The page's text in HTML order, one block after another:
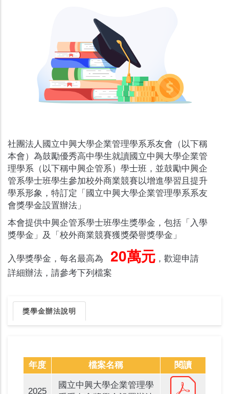
社團法人國立中興大學企業管理學系系友會（以下稱
本會）為鼓勵優秀高中學生就讀國立中興大學企業管
理學系（以下稱中興企管系）學士班，並鼓勵中興企
管系學士班學生參加校外商業競賽以增進學習且提升
學系形象，特訂定「國立中興大學企業管理學系系友
會獎學金設置辦法」
本會提供中興企管系學士班學生獎學金，包括「入學
獎學金」及「校外商業競賽獲獎榮譽獎學金」
入學獎學金，每名最高為 20萬元 ，歡迎申請
詳細辦法，請參考下列檔案
獎學金辦法說明
年度 檔案名稱 閱讀
2025
國立中興大學企業管理學